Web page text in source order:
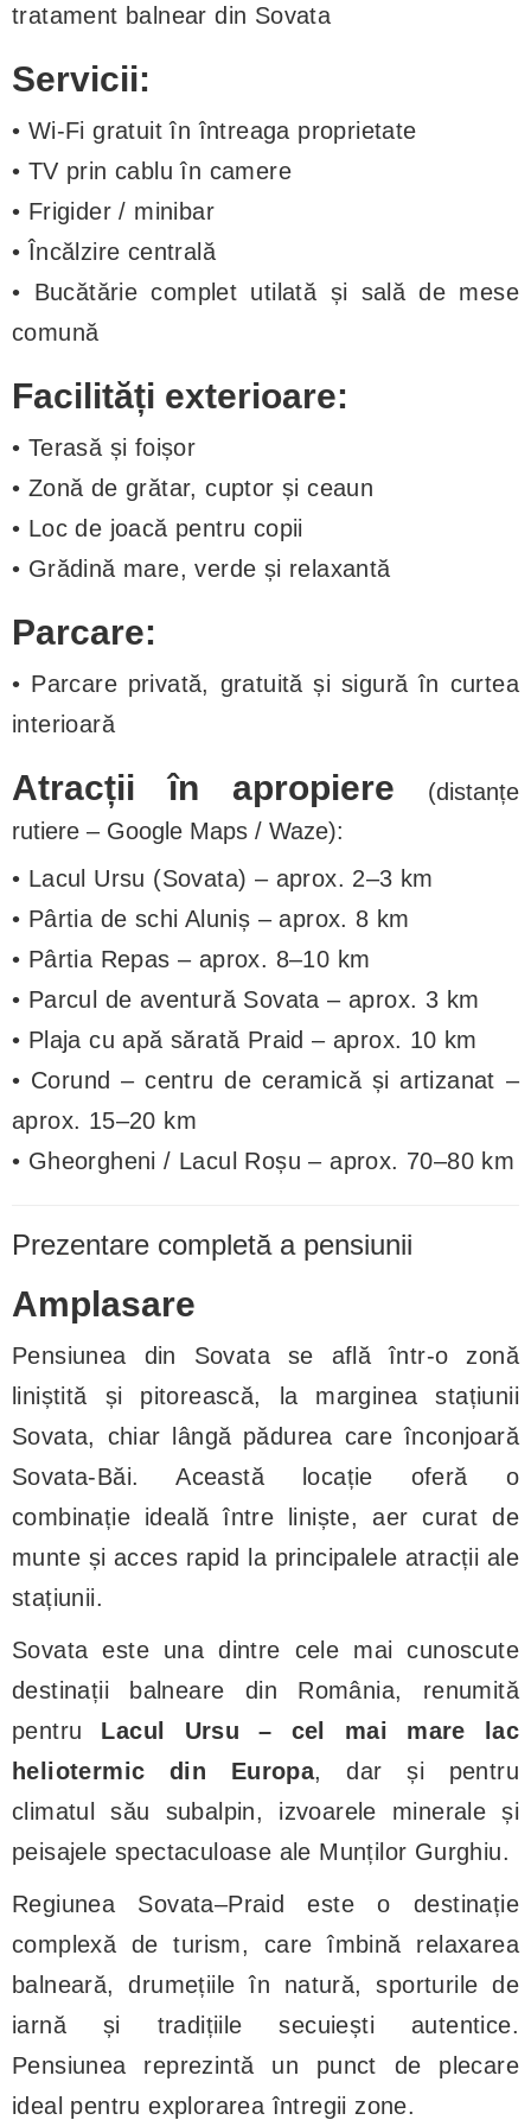
tratament balnear din Sovata
Servicii:
• Wi-Fi gratuit în întreaga proprietate
• TV prin cablu în camere
• Frigider / minibar
• Încălzire centrală
• Bucătărie complet utilată și sală de mese
comună
Facilități exterioare:
• Terasă și foișor
• Zonă de grătar, cuptor și ceaun
• Loc de joacă pentru copii
• Grădină mare, verde și relaxantă
Parcare:
• Parcare privată, gratuită și sigură în curtea
interioară
Atracții în apropiere
(distanțe
rutiere – Google Maps / Waze):
• Lacul Ursu (Sovata) – aprox. 2–3 km
• Pârtia de schi Aluniș – aprox. 8 km
• Pârtia Repas – aprox. 8–10 km
• Parcul de aventură Sovata – aprox. 3 km
• Plaja cu apă sărată Praid – aprox. 10 km
• Corund – centru de ceramică și artizanat –
aprox. 15–20 km
• Gheorgheni / Lacul Roșu – aprox. 70–80 km
Prezentare completă a pensiunii
Amplasare
Pensiunea din Sovata se află într-o zonă
liniștită și pitorească, la marginea stațiunii
Sovata, chiar lângă pădurea care înconjoară
Sovata-Băi. Această locație oferă o
combinație ideală între liniște, aer curat de
munte și acces rapid la principalele atracții ale
stațiunii.
Sovata este una dintre cele mai cunoscute
destinații balneare din România, renumită
pentru Lacul Ursu – cel mai mare lac
heliotermic din Europa, dar și pentru
climatul său subalpin, izvoarele minerale și
peisajele spectaculoase ale Munților Gurghiu.
Regiunea Sovata–Praid este o destinație
complexă de turism, care îmbină relaxarea
balneară, drumețiile în natură, sporturile de
iarnă și tradițiile secuiești autentice.
Pensiunea reprezintă un punct de plecare
ideal pentru explorarea întregii zone.